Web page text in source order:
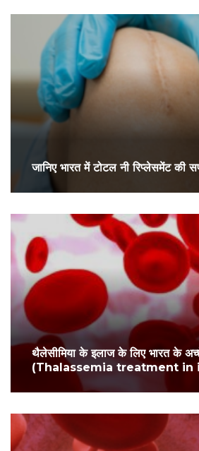
जानिए भारत में टोटल नी रिप्लेसमेंट की
थैलेसीमिया के इलाज के लिए भारत के
(Thalassemia treatment in